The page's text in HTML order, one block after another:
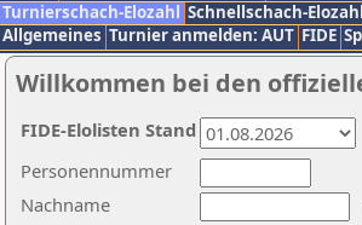
Turnierschach-Elozahl Schnellschach-Elozahl
Allgemeines Turnier anmelden: AUT FIDE
Willkommen bei den
Nachname
Personennummer
FIDE-Elolisten Stand